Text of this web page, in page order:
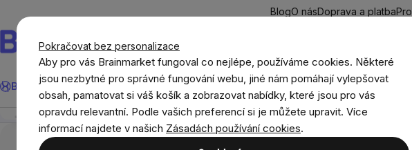
Pokračovat bez personalizace
Aby pro vás Brainmarket fungoval co nejlépe, používáme cookies. Některé
jsou nezbytné pro správné fungování webu, jiné nám pomáhají vylepšovat
obsah, pamatovat si váš košík a zobrazovat nabídky, které jsou pro vás
opravdu relevantní. Podle vašich preferencí si je můžete upravit. Více
informací najdete v našich Zásadách používání cookies.
obsah
BlogO násDoprava a platba
Hledat
BrainMax® Léto Ušetři CíleDoplňky stravy a výživaNovinkyMužiŽenyDěti
Přírodní kosmetika Opalovací krémy a oleje Yaoh - Opalovací
Yaoh - Opalovací krém s olejem z konopných semínek, SPF 15, 240 ml
Přehled Popis Související produkty Recenze Poradna Podobné